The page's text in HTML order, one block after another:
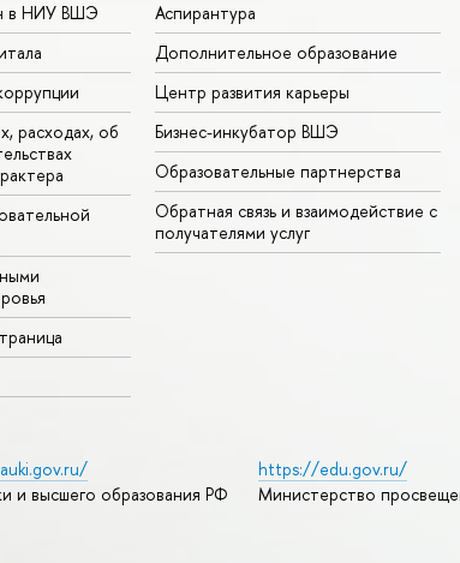
в НИУ ВШЭ
расходах, об
Аспирантура
Дополнительное образование
Центр развития карьеры
Бизнес-инкубатор ВШЭ
Образовательные партнерства
Обратная связь и взаимодействие с
получателями услуг
и высшего образования РФ
https://edu.gov.ru/
Министерство